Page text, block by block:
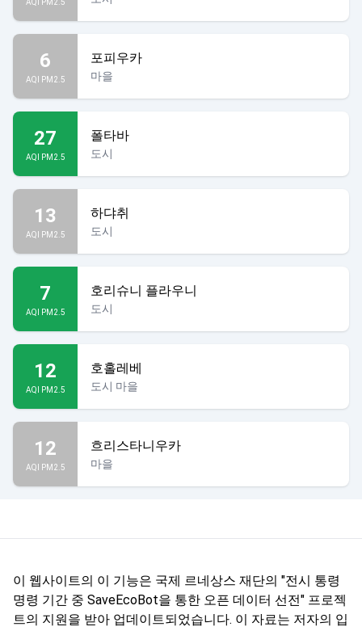
6
AQI PM2.5
포피우카
마을
27
AQI PM2.5
폴타바
도시
13
AQI PM2.5
하댜취
도시
7
AQI PM2.5
호리슈니 플라우니
도시
12
AQI PM2.5
호홀레베
도시 마을
12
AQI PM2.5
흐리스타니우카
마을
이 웹사이트의 이 기능은 국제 르네상스 재단의 "전시 통령
명령 기간 중 SaveEcoBot을 통한 오픈 데이터 선전" 프로젝
트의 지원을 받아 업데이트되었습니다. 이 자료는 저자의 입